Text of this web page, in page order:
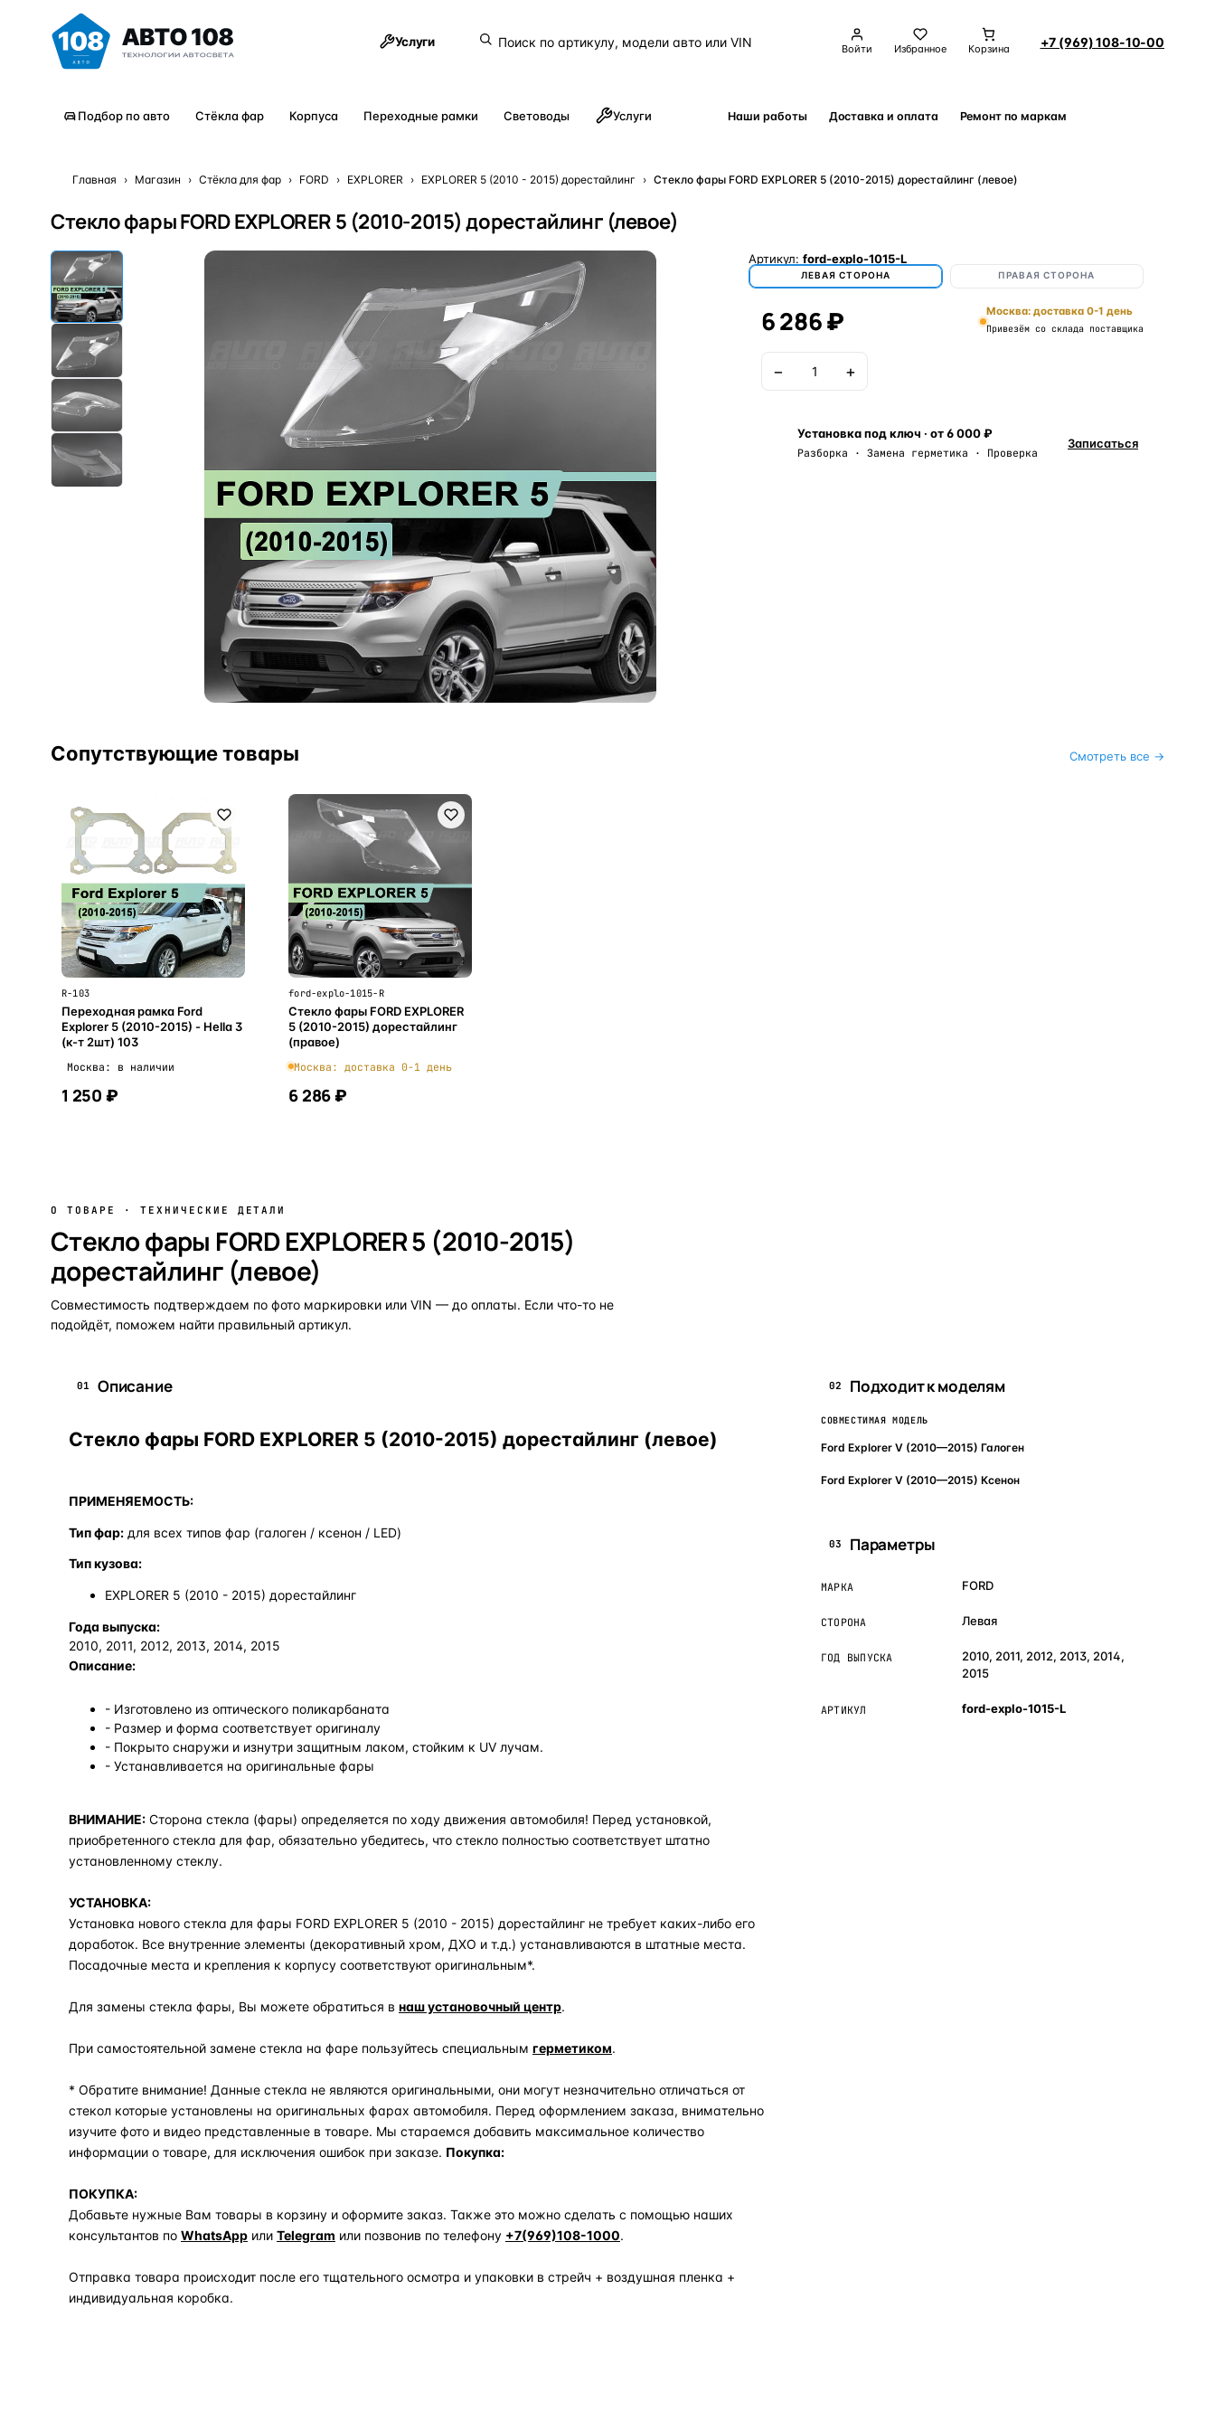
Услуги Войти Избранное Корзина +7 (969) 108-10-00
Подбор по авто Стёкла фар Корпуса Переходные рамки Световоды Услуги Наши работы Доставка и оплата Ремонт по маркам
Главная › Магазин › Стёкла для фар › FORD › EXPLORER › EXPLORER 5 (2010 - 2015) дорестайлинг › Стекло фары FORD EXPLORER 5 (2010-2015) дорестайлинг (левое)
Стекло фары FORD EXPLORER 5 (2010-2015) дорестайлинг (левое)
Артикул: ford-explo-1015-L
ЛЕВАЯ СТОРОНА ПРАВАЯ СТОРОНА
6 286 ₽ Москва: доставка 0-1 день
Привезём со склада поставщика
− +
Установка под ключ · от 6 000 ₽
Разборка · Замена герметика · Проверка
Записаться
Сопутствующие товары Смотреть все →
R-103
Переходная рамка Ford
Explorer 5 (2010-2015) - Hella 3
(к-т 2шт) 103
Москва: в наличии
1 250 ₽
ford-explo-1015-R
Стекло фары FORD EXPLORER
5 (2010-2015) дорестайлинг
(правое)
Москва: доставка 0-1 день
6 286 ₽
О ТОВАРЕ · ТЕХНИЧЕСКИЕ ДЕТАЛИ
Стекло фары FORD EXPLORER 5 (2010-2015)
дорестайлинг (левое)
Совместимость подтверждаем по фото маркировки или VIN — до оплаты. Если что-то не
подойдёт, поможем найти правильный артикул.
01 Описание
Стекло фары FORD EXPLORER 5 (2010-2015) дорестайлинг (левое)
ПРИМЕНЯЕМОСТЬ:
Тип фар: для всех типов фар (галоген / ксенон / LED)
Тип кузова:
EXPLORER 5 (2010 - 2015) дорестайлинг
Года выпуска:
2010, 2011, 2012, 2013, 2014, 2015
Описание:
- Изготовлено из оптического поликарбаната
- Размер и форма соответствует оригиналу
- Покрыто снаружи и изнутри защитным лаком, стойким к UV лучам.
- Устанавливается на оригинальные фары
ВНИМАНИЕ: Сторона стекла (фары) определяется по ходу движения автомобиля! Перед установкой,
приобретенного стекла для фар, обязательно убедитесь, что стекло полностью соответствует штатно
установленному стеклу.
УСТАНОВКА:
Установка нового стекла для фары FORD EXPLORER 5 (2010 - 2015) дорестайлинг не требует каких-либо его
доработок. Все внутренние элементы (декоративный хром, ДХО и т.д.) устанавливаются в штатные места.
Посадочные места и крепления к корпусу соответствуют оригинальным*.
Для замены стекла фары, Вы можете обратиться в наш установочный центр.
При самостоятельной замене стекла на фаре пользуйтесь специальным герметиком.
* Обратите внимание! Данные стекла не являются оригинальными, они могут незначительно отличаться от
стекол которые установлены на оригинальных фарах автомобиля. Перед оформлением заказа, внимательно
изучите фото и видео представленные в товаре. Мы стараемся добавить максимальное количество
информации о товаре, для исключения ошибок при заказе. Покупка:
ПОКУПКА:
Добавьте нужные Вам товары в корзину и оформите заказ. Также это можно сделать с помощью наших
консультантов по WhatsApp или Telegram или позвонив по телефону +7(969)108-1000.
Отправка товара происходит после его тщательного осмотра и упаковки в стрейч + воздушная пленка +
индивидуальная коробка.
02 Подходит к моделям
СОВМЕСТИМАЯ МОДЕЛЬ
Ford Explorer V (2010—2015) Галоген
Ford Explorer V (2010—2015) Ксенон
03 Параметры
МАРКА FORD
СТОРОНА Левая
ГОД ВЫПУСКА
2010, 2011, 2012, 2013, 2014,
2015
АРТИКУЛ ford-explo-1015-L